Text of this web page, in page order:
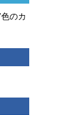
のカ